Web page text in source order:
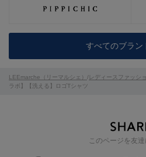
このページを友
すべてのブラン
LEEmarche（リーマルシェ） / レディースファッシ
ラボ】【洗える】ロゴTシャツ